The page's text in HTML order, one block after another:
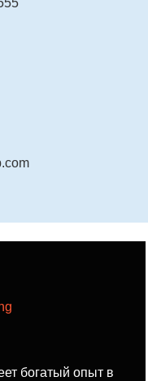
богатый опыт в